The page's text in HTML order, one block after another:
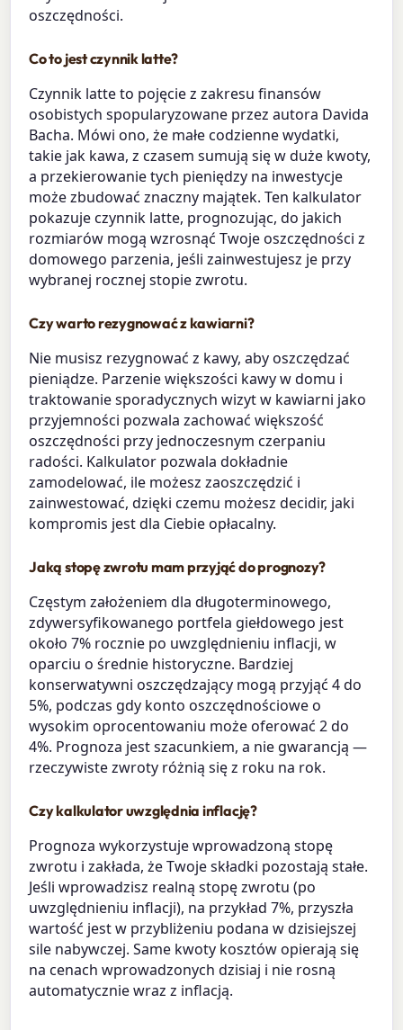
oszczędności.
Co to jest czynnik latte?
Czynnik latte to pojęcie z zakresu finansów
osobistych spopularyzowane przez autora Davida
Bacha. Mówi ono, że małe codzienne wydatki,
takie jak kawa, z czasem sumują się w duże kwoty,
a przekierowanie tych pieniędzy na inwestycje
może zbudować znaczny majątek. Ten kalkulator
pokazuje czynnik latte, prognozując, do jakich
rozmiarów mogą wzrosnąć Twoje oszczędności z
domowego parzenia, jeśli zainwestujesz je przy
wybranej rocznej stopie zwrotu.
Czy warto rezygnować z kawiarni?
Nie musisz rezygnować z kawy, aby oszczędzać
pieniądze. Parzenie większości kawy w domu i
traktowanie sporadycznych wizyt w kawiarni jako
przyjemności pozwala zachować większość
oszczędności przy jednoczesnym czerpaniu
radości. Kalkulator pozwala dokładnie
zamodelować, ile możesz zaoszczędzić i
zainwestować, dzięki czemu możesz decidir, jaki
kompromis jest dla Ciebie opłacalny.
Jaką stopę zwrotu mam przyjąć do prognozy?
Częstym założeniem dla długoterminowego,
zdywersyfikowanego portfela giełdowego jest
około 7% rocznie po uwzględnieniu inflacji, w
oparciu o średnie historyczne. Bardziej
konserwatywni oszczędzający mogą przyjąć 4 do
5%, podczas gdy konto oszczędnościowe o
wysokim oprocentowaniu może oferować 2 do
4%. Prognoza jest szacunkiem, a nie gwarancją —
rzeczywiste zwroty różnią się z roku na rok.
Czy kalkulator uwzględnia inflację?
Prognoza wykorzystuje wprowadzoną stopę
zwrotu i zakłada, że Twoje składki pozostają stałe.
Jeśli wprowadzisz realną stopę zwrotu (po
uwzględnieniu inflacji), na przykład 7%, przyszła
wartość jest w przybliżeniu podana w dzisiejszej
sile nabywczej. Same kwoty kosztów opierają się
na cenach wprowadzonych dzisiaj i nie rosną
automatycznie wraz z inflacją.